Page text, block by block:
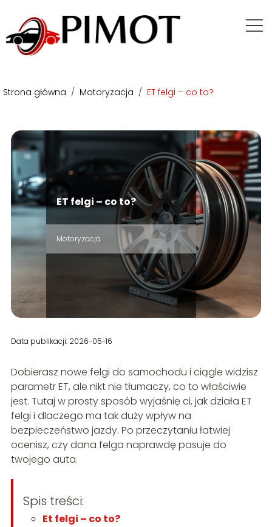
Strona główna / Motoryzacja / ET felgi – co to?
ET felgi – co to?
Motoryzacja
Data publikacji: 2026-05-16
Dobierasz nowe felgi do samochodu i ciągle widzisz
parametr ET, ale nikt nie tłumaczy, co to właściwie
jest. Tutaj w prosty sposób wyjaśnię ci, jak działa ET
felgi i dlaczego ma tak duży wpływ na
bezpieczeństwo jazdy. Po przeczytaniu łatwiej
ocenisz, czy dana felga naprawdę pasuje do
twojego auta.
Spis treści:
Et felgi – co to?